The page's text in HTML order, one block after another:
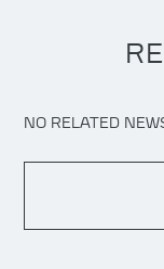
NO RELATED